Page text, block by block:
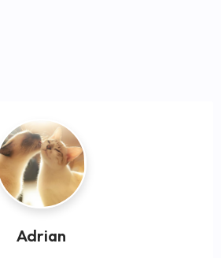
Adrian